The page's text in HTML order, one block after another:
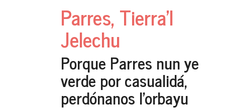
Parres, Tierra'l
Jelechu
Porque Parres nun ye
verde por casualidá,
perdónanos l'orbayu